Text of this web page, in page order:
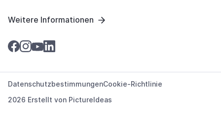
Weitere Informationen
2026 Erstellt von PictureIdeas
DatenschutzbestimmungenCookie-Richtlinie